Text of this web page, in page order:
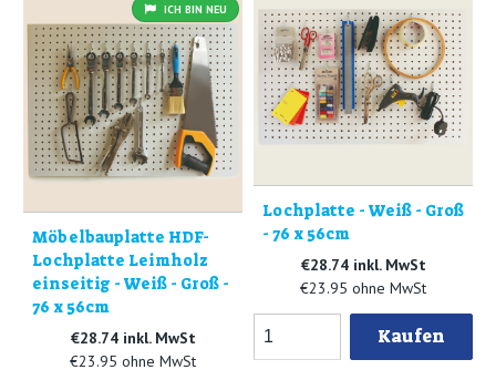
Lochplatte - Weiß - Groß
- 76 x 56cm
€28.74 inkl. MwSt
€23.95 ohne MwSt
Kaufen
ICH BIN NEU
Möbelbauplatte HDF-
Lochplatte Leimholz
einseitig - Weiß - Groß -
76 x 56cm
€28.74 inkl. MwSt
€23.95 ohne MwSt